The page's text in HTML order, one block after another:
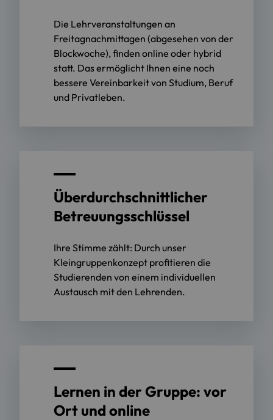
Die Lehrveranstaltungen an
Freitagnachmittagen (abgesehen von der
Blockwoche), finden online oder hybrid
statt. Das ermöglicht Ihnen eine noch
bessere Vereinbarkeit von Studium, Beruf
und Privatleben.
Überdurchschnittlicher
Betreuungsschlüssel
Ihre Stimme zählt: Durch unser
Kleingruppenkonzept profitieren die
Studierenden von einem individuellen
Austausch mit den Lehrenden.
Lernen in der Gruppe: vor
Ort und online